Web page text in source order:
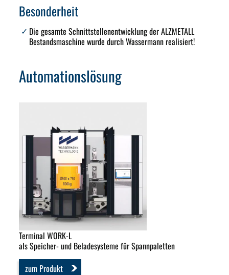
Besonderheit
Die gesamte Schnittstellenentwicklung der ALZMETALL
Bestandsmaschine wurde durch Wassermann realisiert!
Automationslösung
Terminal WORK-L
als Speicher- und Beladesysteme für Spannpaletten
zum Produkt